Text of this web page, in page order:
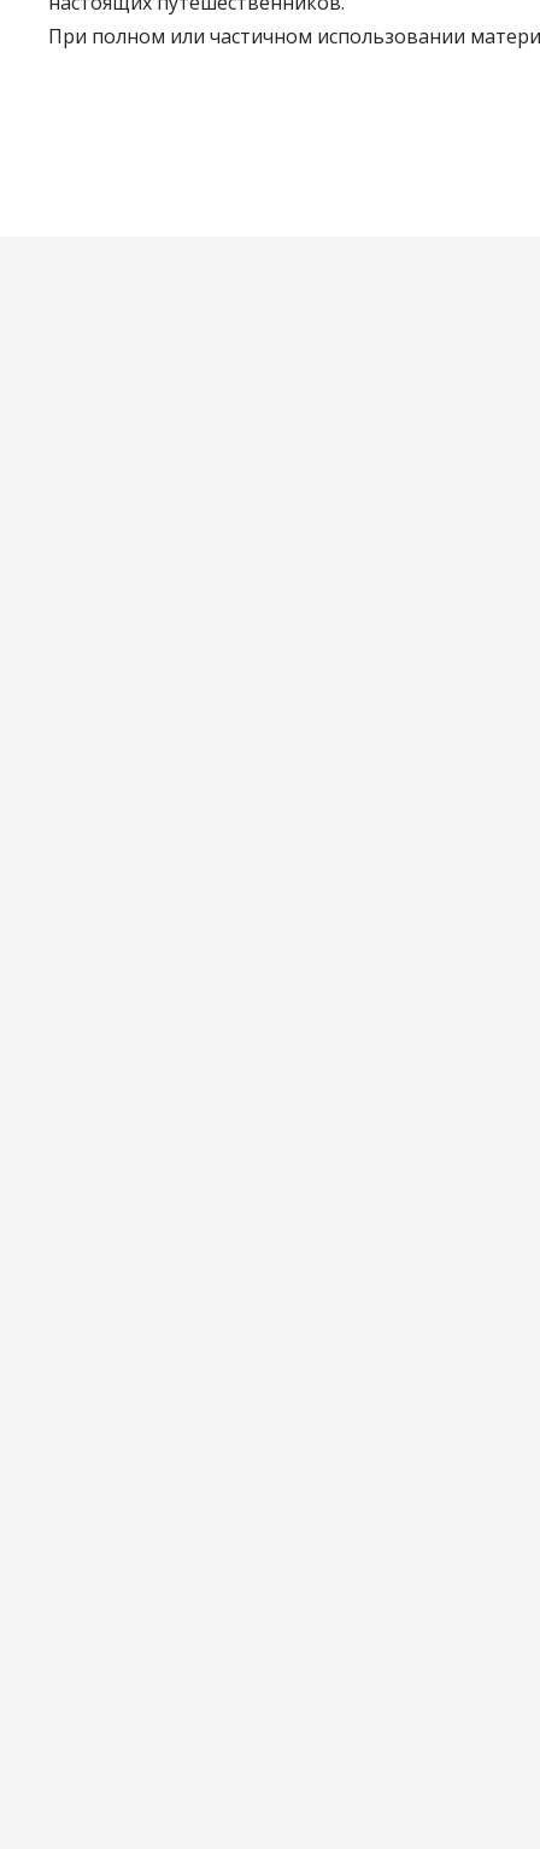
При полном или частичном использовании